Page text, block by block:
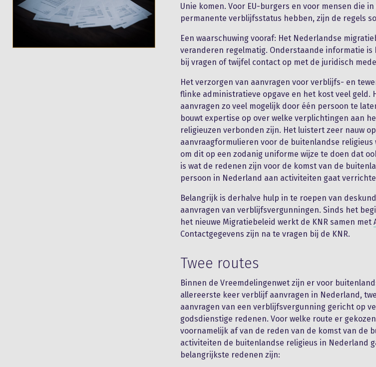
Unie komen. Voor EU-burgers en voor mensen die
permanente verblijfsstatus hebben, zijn de regels
Een waarschuwing vooraf: Het Nederlandse
veranderen regelmatig. Onderstaande informatie is
bij vragen of twijfel contact op met de juridisch
Het verzorgen van aanvragen voor verblijfs- en
flinke administratieve opgave en het kost veel geld.
aanvragen zo veel mogelijk door één persoon te
bouwt expertise op over welke verplichtingen aan
religieuzen verbonden zijn. Het luistert zeer nauw
aanvraagformulieren voor de buitenlandse
om dit op een zodanig uniforme wijze te doen dat
is wat de redenen zijn voor de komst van de
persoon in Nederland aan activiteiten gaat
Belangrijk is derhalve hulp in te roepen van
aanvragen van verblijfsvergunningen. Sinds het
het nieuwe Migratiebeleid werkt de KNR samen met
Contactgegevens zijn na te vragen bij de KNR.
Twee routes
Binnen de Vreemdelingenwet zijn er voor
allereerste keer verblijf aanvragen in Nederland,
aanvragen van een verblijfsvergunning gericht op
godsdienstige redenen. Voor welke route er
voornamelijk af van de reden van de komst van de
activiteiten de buitenlandse religieus in Nederland
belangrijkste redenen zijn: